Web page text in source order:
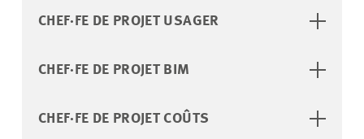
CHEF·FE DE PROJET USAGER
CHEF·FE DE PROJET BIM
CHEF·FE DE PROJET COÛTS